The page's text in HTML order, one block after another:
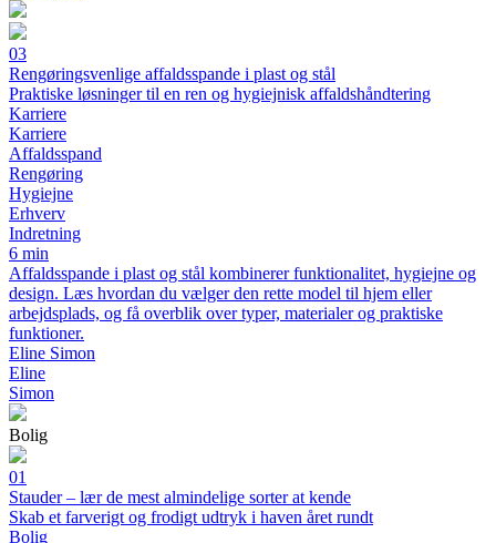
03
Rengøringsvenlige affaldsspande i plast og stål
Praktiske løsninger til en ren og hygiejnisk affaldshåndtering
Karriere
Karriere
Affaldsspand
Rengøring
Hygiejne
Erhverv
Indretning
6 min
Affaldsspande i plast og stål kombinerer funktionalitet, hygiejne og
design. Læs hvordan du vælger den rette model til hjem eller
arbejdsplads, og få overblik over typer, materialer og praktiske
funktioner.
Eline Simon
Eline
Simon
Bolig
01
Stauder – lær de mest almindelige sorter at kende
Skab et farverigt og frodigt udtryk i haven året rundt
Bolig